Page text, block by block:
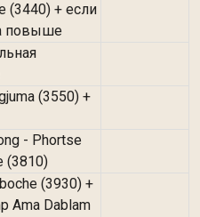
(3440) + если
повыше
(3550) +
- Phortse
(3810)
(3930) +
Ama Dablam